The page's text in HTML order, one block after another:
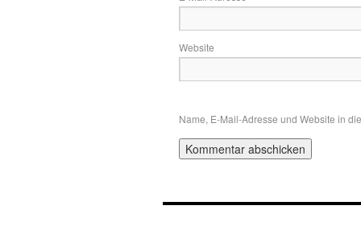
Website
Name, E-Mail-Adresse und Website in